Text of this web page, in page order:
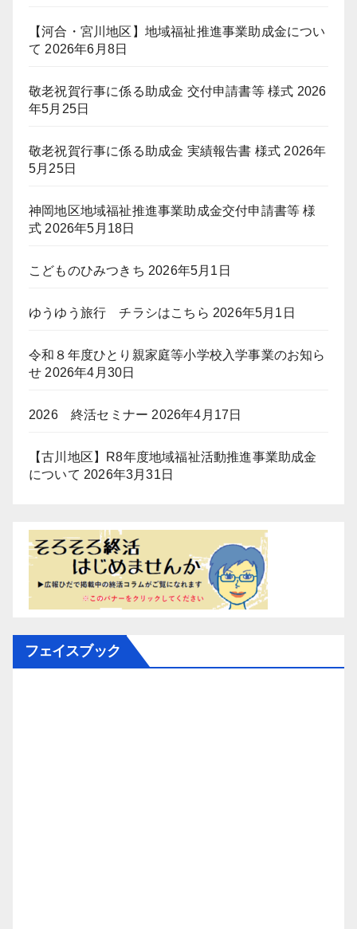
【河合・宮川地区】地域福祉推進事業助成金につい
て 2026年6月8日
敬老祝賀行事に係る助成金 交付申請書等 様式 2026
年5月25日
敬老祝賀行事に係る助成金 実績報告書 様式 2026年
5月25日
神岡地区地域福祉推進事業助成金交付申請書等 様
式 2026年5月18日
こどものひみつきち 2026年5月1日
ゆうゆう旅行 チラシはこちら 2026年5月1日
令和８年度ひとり親家庭等小学校入学事業のお知ら
せ 2026年4月30日
2026 終活セミナー 2026年4月17日
【古川地区】R8年度地域福祉活動推進事業助成金
について 2026年3月31日
フェイスブック